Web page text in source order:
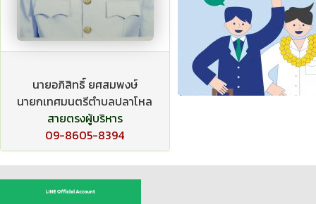
นายอภิสิทธิ์ ยศสมพงษ์
นายกเทศมนตรีตำบลปลาโหล
สายตรงผู้บริหาร
09-8605-8394